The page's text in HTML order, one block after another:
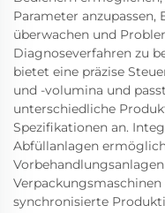
Parameter anzupassen,
überwachen und
Diagnoseverfahren zu
bietet eine präzise
und -volumina und
unterschiedliche
Spezifikationen an.
Abfüllanlagen
synchronisierte